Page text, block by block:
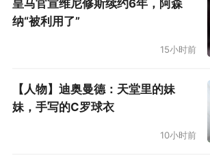
一份十分详细的汇报，来阐述欧
在整个足球体系当中的作用。中
主抓青训工作的决心。他认为，
艰难，想赚钱是不可能的，但不
人才更是不可能的，因此青训的
皇马官宣维尼修斯续约6年，阿森
纳“被利用了”
15小时前
【人物】迪奥曼德：天堂里的妹
妹，手写的C罗球衣
10小时前